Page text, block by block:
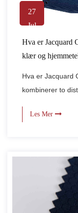
27
Jul
Hva er Jacquard
klær og
Hva er Jacquard
kombinerer to
Les Mer